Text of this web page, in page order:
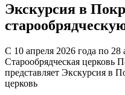
Экскурсия в
С 10 апреля 2026 года по 28
Старообрядческая церковь
представляет Экскурсия в
церковь